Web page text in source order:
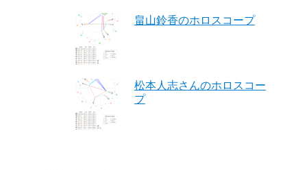
畠山鈴香のホロスコープ
松本人志さんのホロスコー
プ